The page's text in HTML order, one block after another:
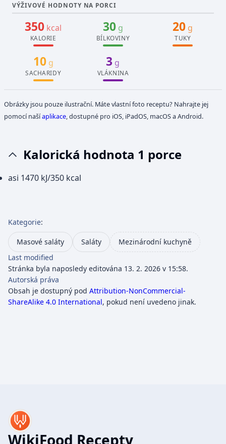
VÝŽIVOVÉ HODNOTY NA PORCI
350 kcal
KALORIE
30g
BÍLKOVINY
20 g
TUKY
10g
SACHARIDY
3 g
VLÁKNINA
Obrázky jsou pouze ilustrační. Máte vlastní foto receptu? Nahrajte jej
pomocí našíaplikace, dostupné pro iOS, iPadOS, macOS a Android.
Kalorická hodnota 1 porce
asi 1470 kJ/350 kcal
Kategorie:
Masové saláty Saláty
Mezinárodní kuchyně
Last modified
Stránka byla naposledy editována 13. 2. 2026 v 15:58.
Autorská práva
Obsah je dostupný pod Attribution-NonCommercial-
ShareAlike 4.0 International, pokud není uvedeno jinak.
WikiFood Recepty